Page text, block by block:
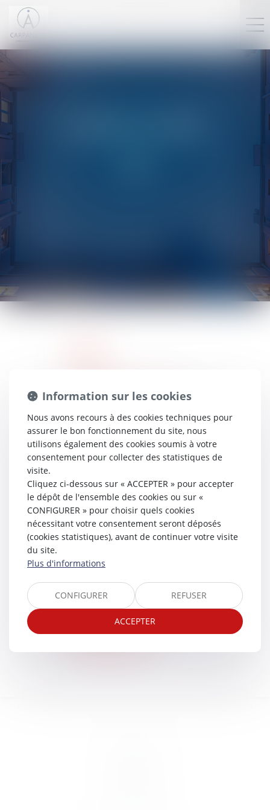
Recouvrement des impayés
Exécution des jugements
Mesures d'exécution
Constats
Tarifs
Administration des biens
Particuliers
Collectivités territoriales
Tarifs
Contactez nous
Politique de cookies
Mentions légales
Plan du site
Paiement en ligne
Nous localiser
Information sur les cookies
Nous avons recours à des cookies techniques pour
assurer le bon fonctionnement du site, nous
utilisons également des cookies soumis à votre
consentement pour collecter des statistiques de
visite.
Cliquez ci-dessous sur « ACCEPTER » pour accepter
le dépôt de l'ensemble des cookies ou sur «
CONFIGURER » pour choisir quels cookies
nécessitant votre consentement seront déposés
(cookies statistiques), avant de continuer votre visite
du site.
Plus d'informations
CONFIGURER REFUSER
ACCEPTER